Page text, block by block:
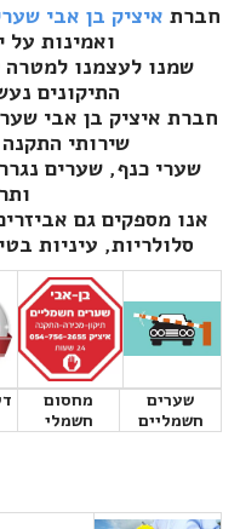
חברת איציק בן אבי
ואמינות על
שמנו לעצמנו למטרה
התיקונים
חברת איציק בן אבי
שירותי
שערי כנף, שערים
אנו מספקים גם
סלולריות, עיניות
שערים
חשמליים
מחסום
חשמלי